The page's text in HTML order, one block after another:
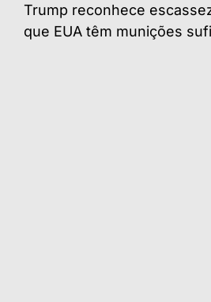
Trump reconhece
que EUA têm munições